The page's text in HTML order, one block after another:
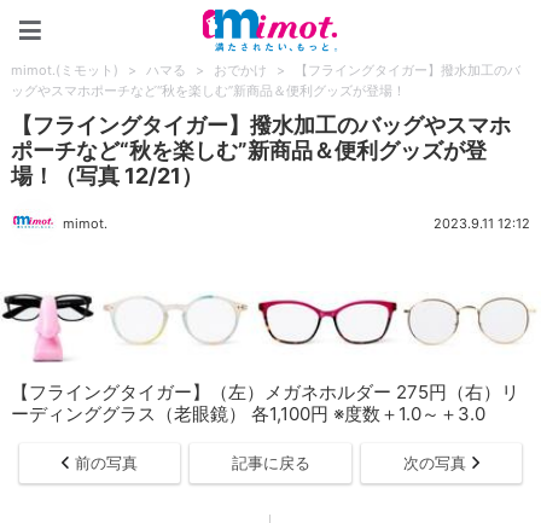
mimot.(ミモット) > ハマる > おでかけ >
【フライングタイガー】撥水加工のバ
ッグやスマホポーチなど“秋を楽しむ”新商品＆便利グッズが登場！
【フライングタイガー】撥水加工のバッグやスマホ
ポーチなど“秋を楽しむ”新商品＆便利グッズが登
場！（写真 12/21）
mimot. 2023.9.11 12:12
【フライングタイガー】（左）メガネホルダー 275円（右）リ
ーディンググラス（老眼鏡） 各1,100円 ※度数＋1.0～＋3.0
前の写真 記事に戻る 次の写真